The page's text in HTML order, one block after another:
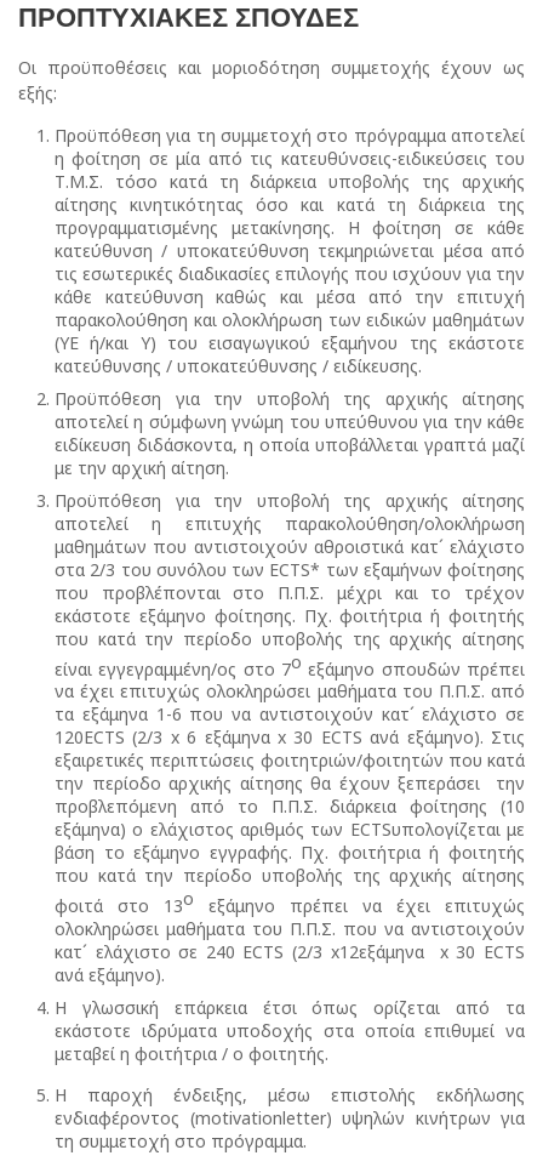
ΠΡΟΠΤΥΧΙΑΚΕΣ ΣΠΟΥΔΕΣ
Οι προϋποθέσεις και μοριοδότηση συμμετοχής έχουν ως
εξής:
Προϋπόθεση για τη συμμετοχή στο πρόγραμμα αποτελεί
η φοίτηση σε μία από τις κατευθύνσεις-ειδικεύσεις του
Τ.Μ.Σ. τόσο κατά τη διάρκεια υποβολής της αρχικής
αίτησης κινητικότητας όσο και κατά τη διάρκεια της
προγραμματισμένης μετακίνησης. Η φοίτηση σε κάθε
κατεύθυνση / υποκατεύθυνση τεκμηριώνεται μέσα από
τις εσωτερικές διαδικασίες επιλογής που ισχύουν για την
κάθε κατεύθυνση καθώς και μέσα από την επιτυχή
παρακολούθηση και ολοκλήρωση των ειδικών μαθημάτων
(ΥΕ ή/και Υ) του εισαγωγικού εξαμήνου της εκάστοτε
κατεύθυνσης / υποκατεύθυνσης / ειδίκευσης.
Προϋπόθεση για την υποβολή της αρχικής αίτησης
αποτελεί η σύμφωνη γνώμη του υπεύθυνου για την κάθε
ειδίκευση διδάσκοντα, η οποία υποβάλλεται γραπτά μαζί
με την αρχική αίτηση.
Προϋπόθεση για την υποβολή της αρχικής αίτησης
αποτελεί η επιτυχής παρακολούθηση/ολοκλήρωση
μαθημάτων που αντιστοιχούν αθροιστικά κατ´ ελάχιστο
στα 2/3 του συνόλου των ΕCTS* των εξαμήνων φοίτησης
που προβλέπονται στο Π.Π.Σ. μέχρι και το τρέχον
εκάστοτε εξάμηνο φοίτησης. Πχ. φοιτήτρια ή φοιτητής
που κατά την περίοδο υποβολής της αρχικής αίτησης
είναι εγγεγραμμένη/ος στο 7ο εξάμηνο σπουδών πρέπει
να έχει επιτυχώς ολοκληρώσει μαθήματα του Π.Π.Σ. από
τα εξάμηνα 1-6 που να αντιστοιχούν κατ´ ελάχιστο σε
120ECTS (2/3 x 6 εξάμηνα x 30 ECTS ανά εξάμηνο). Στις
εξαιρετικές περιπτώσεις φοιτητριών/φοιτητών που κατά
την περίοδο αρχικής αίτησης θα έχουν ξεπεράσει την
προβλεπόμενη από το Π.Π.Σ. διάρκεια φοίτησης (10
εξάμηνα) ο ελάχιστος αριθμός των ECTSυπολογίζεται με
βάση το εξάμηνο εγγραφής. Πχ. φοιτήτρια ή φοιτητής
που κατά την περίοδο υποβολής της αρχικής αίτησης
φοιτά στο 13ο εξάμηνο πρέπει να έχει επιτυχώς
ολοκληρώσει μαθήματα του Π.Π.Σ. που να αντιστοιχούν
κατ´ ελάχιστο σε 240 ΕCTS (2/3 x12εξάμηνα x 30 ECTS
ανά εξάμηνο).
Η γλωσσική επάρκεια έτσι όπως ορίζεται από τα
εκάστοτε ιδρύματα υποδοχής στα οποία επιθυμεί να
μεταβεί η φοιτήτρια / ο φοιτητής.
Η παροχή ένδειξης, μέσω επιστολής εκδήλωσης
ενδιαφέροντος (motivationletter) υψηλών κινήτρων για
τη συμμετοχή στο πρόγραμμα.